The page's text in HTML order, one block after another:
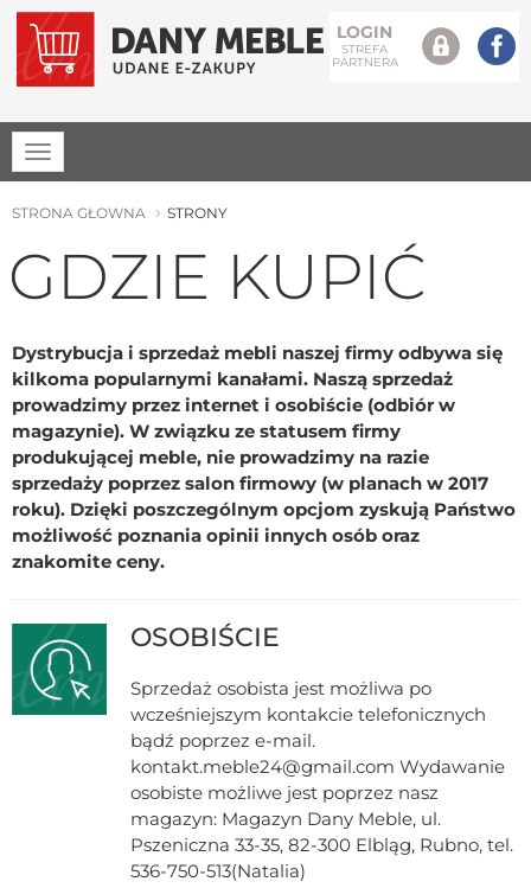
LOGIN
STREFA
PARTNERA
Rozwiń
menu
STRONA GŁOWNA STRONY
GDZIE KUPIĆ
Dystrybucja i sprzedaż mebli naszej firmy odbywa się
kilkoma popularnymi kanałami. Naszą sprzedaż
prowadzimy przez internet i osobiście (odbiór w
magazynie). W związku ze statusem firmy
produkującej meble, nie prowadzimy na razie
sprzedaży poprzez salon firmowy (w planach w 2017
roku). Dzięki poszczególnym opcjom zyskują Państwo
możliwość poznania opinii innych osób oraz
znakomite ceny.
OSOBIŚCIE
Sprzedaż osobista jest możliwa po
wcześniejszym kontakcie telefonicznych
bądź poprzez e-mail.
kontakt.meble24@gmail.com Wydawanie
osobiste możliwe jest poprzez nasz
magazyn: Magazyn Dany Meble, ul.
Pszeniczna 33-35, 82-300 Elbląg, Rubno, tel.
536-750-513(Natalia)